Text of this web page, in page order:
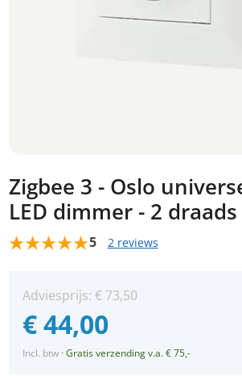
Zigbee 3 - Oslo
LED dimmer - 2 draads
5 2 reviews
Adviesprijs: € 73,50
€44,00
Incl. btw ·Gratis verzending v.a. € 75,-